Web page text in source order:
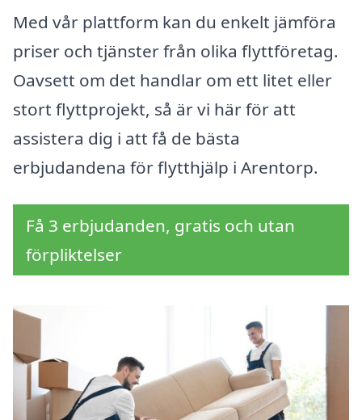
Med vår plattform kan du enkelt jämföra
priser och tjänster från olika flyttföretag.
Oavsett om det handlar om ett litet eller
stort flyttprojekt, så är vi här för att
assistera dig i att få de bästa
erbjudandena för flytthjälp i Arentorp.
Få 3 erbjudanden, gratis och utan
förpliktelser